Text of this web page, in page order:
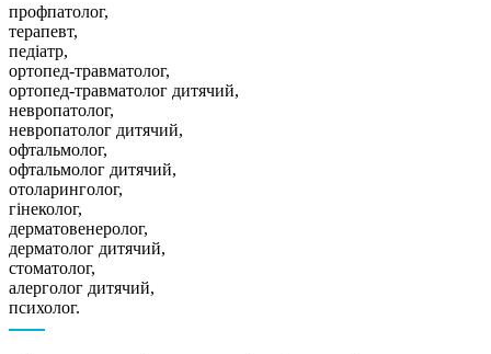
профпатолог,
терапевт,
педіатр,
ортопед-травматолог,
ортопед-травматолог дитячий,
невропатолог,
невропатолог дитячий,
офтальмолог,
офтальмолог дитячий,
отоларинголог,
гінеколог,
дерматовенеролог,
дерматолог дитячий,
стоматолог,
алерголог дитячий,
психолог.